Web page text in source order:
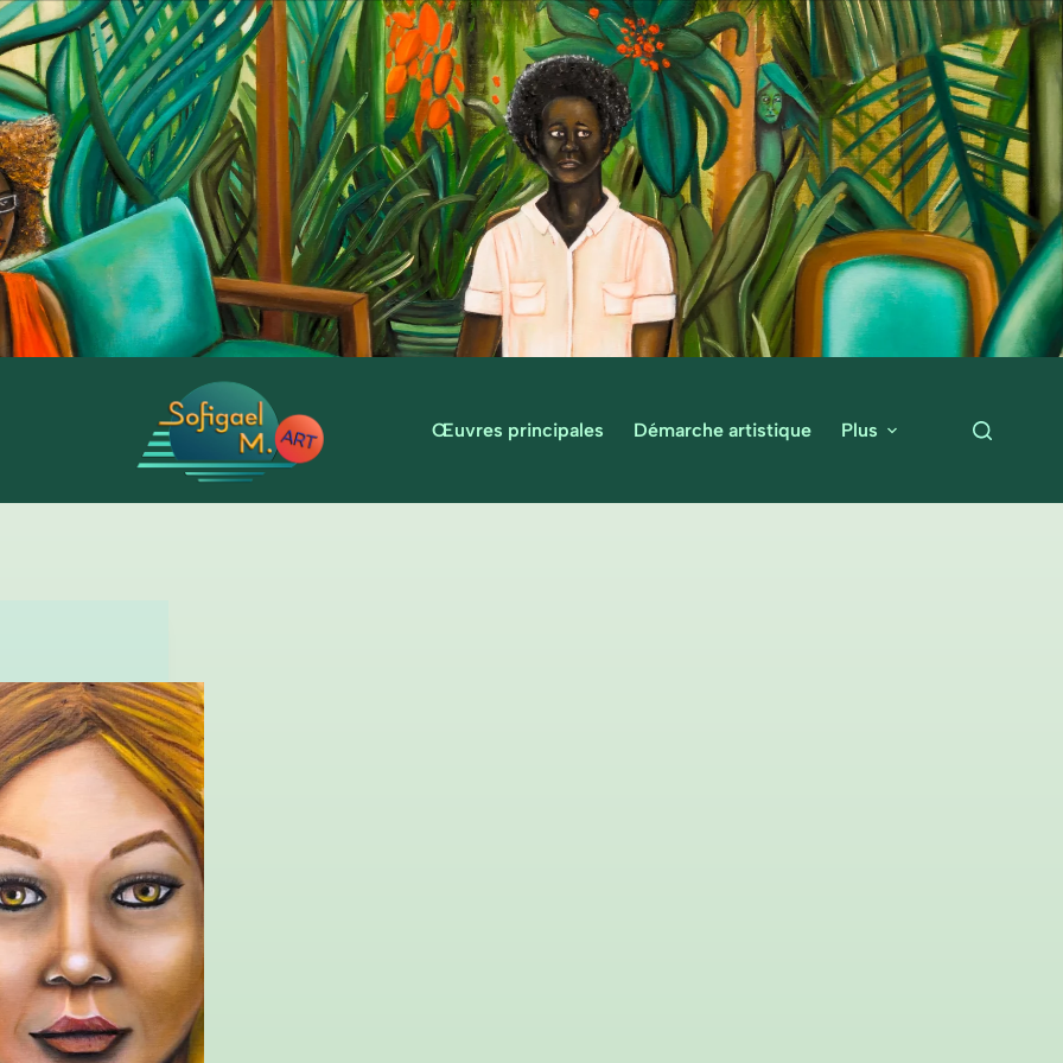
Œuvres principales Démarche artistique Plus